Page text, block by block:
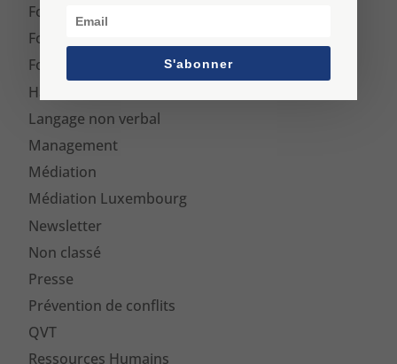
Formation
Formation Médiateur
Formation Médiation
Harcèlement Moral
Langage non verbal
Management
Médiation
Médiation Luxembourg
Newsletter
Non classé
Presse
Prévention de conflits
QVT
Ressources Humains
S'abonner